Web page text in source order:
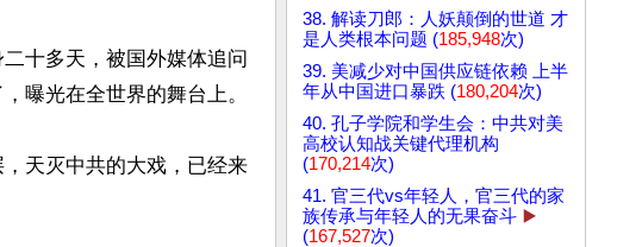
十多天，被国外媒体追问
曝光在全世界的舞台上。
天灭中共的大戏，已经来
38. 解读刀郎：人妖颠倒的世道 才
是人类根本问题 (185,948次)
39. 美减少对中国供应链依赖 上半
年从中国进口暴跌 (180,204次)
40. 孔子学院和学生会：中共对美
高校认知战关键代理机构
(170,214次)
41. 官三代vs年轻人，官三代的家
族传承与年轻人的无果奋斗 ▶️
(167,527次)